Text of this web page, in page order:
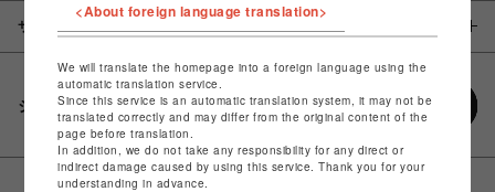
サイズ
シェアする
<About foreign language translation>
We will translate the homepage into a foreign language using the
automatic translation service.
Since this service is an automatic translation system, it may not be
translated correctly and may differ from the original content of the
page before translation.
In addition, we do not take any responsibility for any direct or
indirect damage caused by using this service. Thank you for your
understanding in advance.